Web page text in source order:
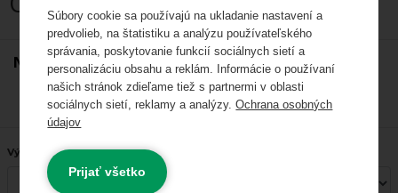
NAJPREDÁVANEJŠIE
Zobraziť ďalšie produkty
Výrobca:
Korčule
Kolieska
Ložiská a spacery
Vložky, linery
Súbory cookie sa používajú na ukladanie nastavení a
predvolieb, na štatistiku a analýzu používateľského
správania, poskytovanie funkcií sociálnych sietí a
personalizáciu obsahu a reklám. Informácie o používaní
našich stránok zdieľame tiež s partnermi v oblasti
sociálnych sietí, reklamy a analýzy.Ochrana osobných
údajov
Prijať všetko